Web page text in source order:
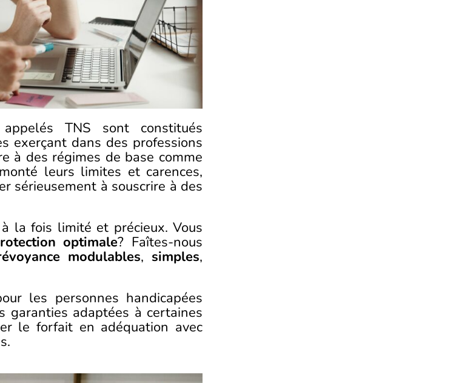
TNS sont constitués
exerçant dans des professions
à des régimes de base comme
leurs limites et carences,
sérieusement à souscrire à des
la fois limité et précieux. Vous
optimale? Faîtes-nous
modulables, simples,
les personnes handicapées
garanties adaptées à certaines
le forfait en adéquation avec